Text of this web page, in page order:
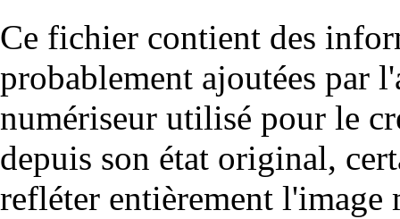
Ce fichier contient des
probablement ajoutées par
numériseur utilisé pour le
depuis son état original,
refléter entièrement l'image